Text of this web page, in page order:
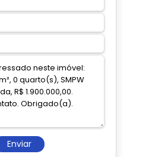
Enviar